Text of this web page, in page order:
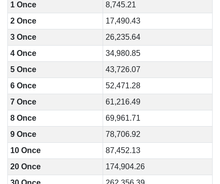
1 Once
8,745.21
2 Once
17,490.43
3 Once
26,235.64
4 Once
34,980.85
5 Once
43,726.07
6 Once
52,471.28
7 Once
61,216.49
8 Once
69,961.71
9 Once
78,706.92
10 Once
87,452.13
20 Once
174,904.26